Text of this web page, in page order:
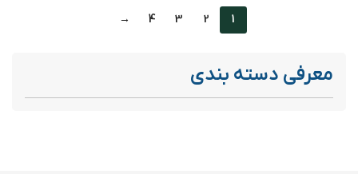
1
2
3
4
→
معرفی دسته بندی